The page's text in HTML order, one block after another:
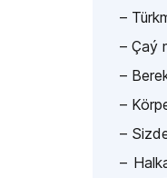
–
– Çaý
–
–
–
–